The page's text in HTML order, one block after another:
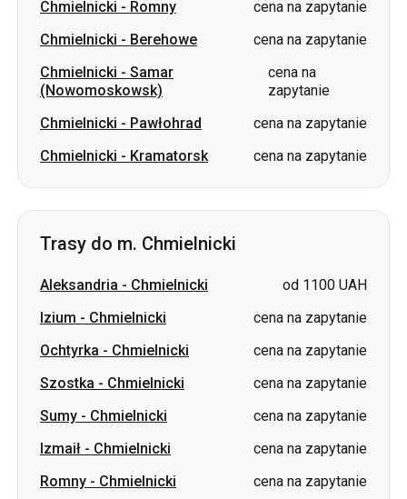
Chmielnicki - Romny
cena na zapytanie
Chmielnicki - Berehowe
cena na zapytanie
Chmielnicki - Samar
(Nowomoskowsk)
cena na
zapytanie
Chmielnicki - Pawłohrad
cena na zapytanie
Chmielnicki - Kramatorsk cena na zapytanie
Trasy do m. Chmielnicki
Aleksandria - Chmielnicki
od 1100 UAH
Izium - Chmielnicki
cena na zapytanie
Ochtyrka - Chmielnicki
cena na zapytanie
Szostka - Chmielnicki
cena na zapytanie
Sumy - Chmielnicki
cena na zapytanie
Izmaił - Chmielnicki
cena na zapytanie
Romny - Chmielnicki
cena na zapytanie